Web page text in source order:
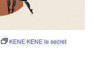
KENE KENE le secret